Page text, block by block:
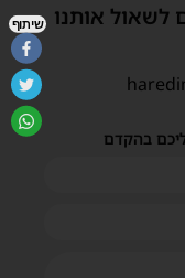
לשאול אותנו
בהקדם
שיתוף